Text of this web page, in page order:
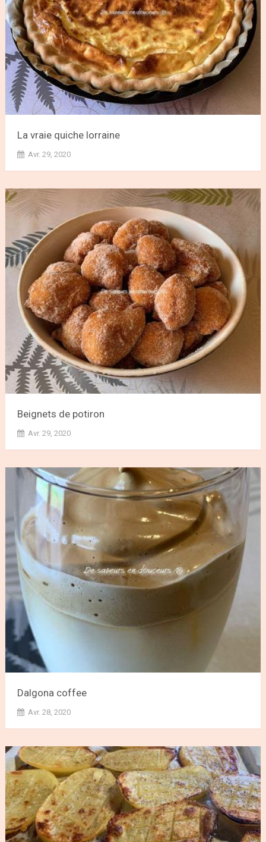
La vraie quiche lorraine
Avr. 29, 2020
Beignets de potiron
Avr. 29, 2020
Dalgona coffee
Avr. 28, 2020